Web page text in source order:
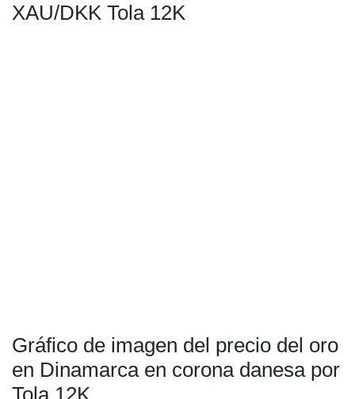
XAU/DKK Tola 12K
Gráfico de imagen del precio del oro
en Dinamarca en corona danesa por
Tola 12K